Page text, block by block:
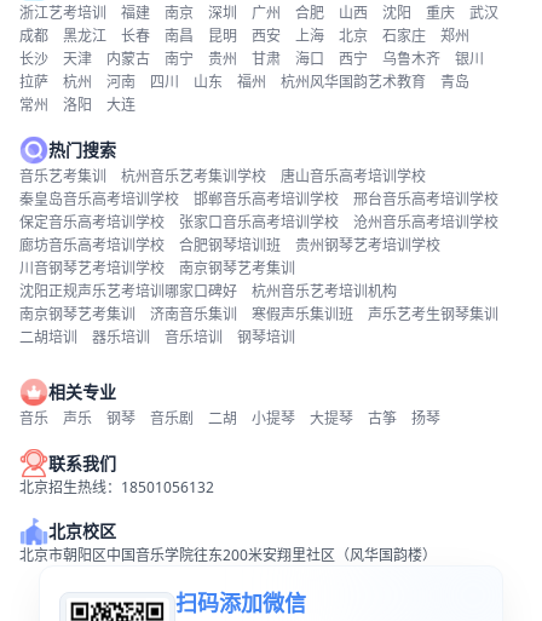
浙江艺考培训 福建 南京 深圳 广州 合肥 山西 沈阳 重庆
武汉
成都
黑龙江 长春 南昌 昆明 西安 上海 北京 石家庄
郑州
长沙
天津 内蒙古 南宁 贵州 甘肃 海口 西宁 乌鲁木齐
银川
拉萨
杭州 河南 四川 山东 福州 杭州风华国韵艺术教育
青岛
常州
洛阳 大连
热门搜索
音乐艺考集训 杭州音乐艺考集训学校
唐山音乐高考培训学校
秦皇岛音乐高考培训学校
邯郸音乐高考培训学校
邢台音乐高考培训学校
保定音乐高考培训学校
张家口音乐高考培训学校
沧州音乐高考培训学校
廊坊音乐高考培训学校
合肥钢琴培训班
贵州钢琴艺考培训学校
川音钢琴艺考培训学校
南京钢琴艺考集训
沈阳正规声乐艺考培训哪家口碑好
杭州音乐艺考培训机构
南京钢琴艺考集训
济南音乐集训 寒假声乐集训班
声乐艺考生钢琴集训
二胡培训
器乐培训 音乐培训 钢琴培训
相关专业
音乐 声乐 钢琴 音乐剧 二胡 小提琴 大提琴 古筝 扬琴
联系我们
北京招生热线：18501056132
北京校区
北京市朝阳区中国音乐学院往东200米安翔里社区（风华国韵楼）
扫码添加微信